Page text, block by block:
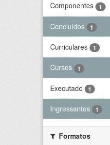
Componentes 1
Concluídos 1
Curriculares 1
Cursos 1
Executado 1
Ingressantes 1
Formatos